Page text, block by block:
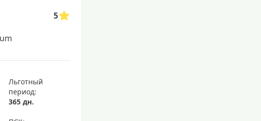
карты с выгодными условиями и бонусами.
пластиковые карты для совершения покупок
5
Льготный
период:
365 дн.